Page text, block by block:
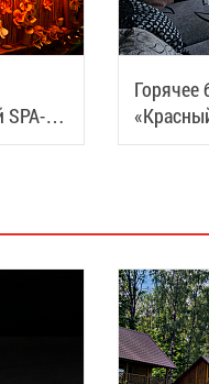
Горячее